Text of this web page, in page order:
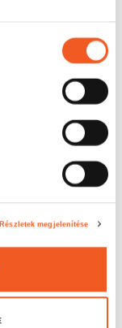
Részletek megjelenítése
kívánt
legkésőbb 14